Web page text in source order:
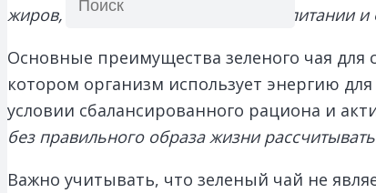
жиров, особенно при правильном питании и
Основные преимущества зеленого чая
котором организм использует энергию
условии сбалансированного рациона и
без правильного образа жизни
Важно учитывать, что зеленый чай не